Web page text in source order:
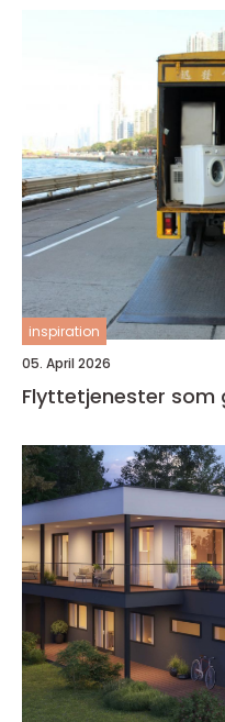
inspiration
05. April 2026
Flyttetjenester som